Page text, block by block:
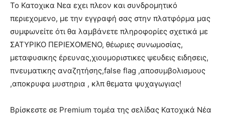
Το Κατοχικα Νεα εχει πλεον και συνδρομητικό
περιεχομενο, με την εγγραφή σας στην πλατφόρμα μας
συμφωνείτε ότι θα λαμβάνετε πληροφορίες σχετικά με
ΣΑΤΥΡΙΚΟ ΠΕΡΙΕΧΟΜΕΝΟ, θέωριες συνωμοσίας,
μεταφυσικης έρευνας,χιουμοριστικες ψευδεις ειδησεις,
πνευματικης αναζητήσης,false flag ,αποσυμβολισμους
,αποκρυφα μυστηρια , κλπ θεματα ψυχαγωγιας!
Βρίσκεστε σε Premium τομέα της σελίδας Κατοχικά Νέα